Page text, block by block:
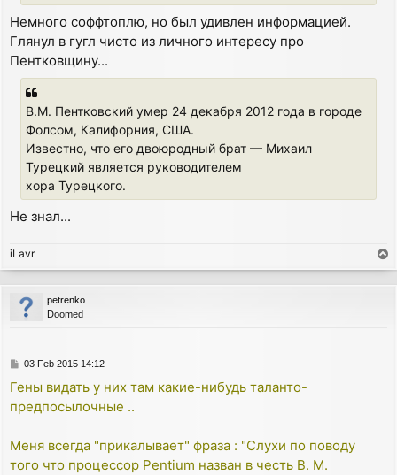
Немного соффтоплю, но был удивлен информацией.
Глянул в гугл чисто из личного интересу про
Пентковщину...
В.М. Пентковский умер 24 декабря 2012 года в городе
Фолсом, Калифорния, США.
Известно, что его двоюродный брат — Михаил
Турецкий является руководителем
хора Турецкого.
Не знал...
iLavr
o
p
petrenko
Doomed
P
s
t
03 Feb 2015 14:12
Гены видать у них там какие-нибудь таланто-
предпосылочные ..
Меня всегда "прикалывает" фраза : "Слухи по поводу
того что процессор Pentium назван в честь В. М.